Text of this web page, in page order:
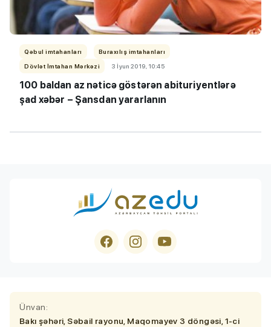
Qəbul imtahanları
Buraxılış imtahanları
Dövlət İmtahan Mərkəzi
3 İyun 2019, 10:45
100 baldan az nəticə göstərən abituriyentlərə
şad xəbər – Şansdan yararlanın
Ünvan:
Bakı şəhəri, Səbail rayonu, Maqomayev 3 döngəsi, 1-ci